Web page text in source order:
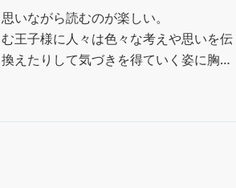
いながら読むのが楽しい。
王子様に人々は色々な考えや思いを伝
えたりして気づきを得ていく姿に胸が